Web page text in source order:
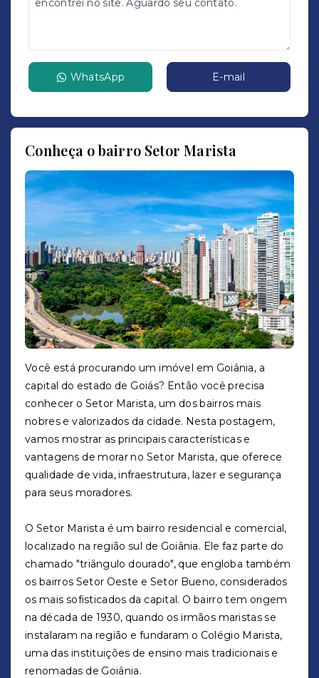
WhatsApp E-mail
Conheça o bairro Setor Marista
Você está procurando um imóvel em Goiânia, a
capital do estado de Goiás? Então você precisa
conhecer o Setor Marista, um dos bairros mais
nobres e valorizados da cidade. Nesta postagem,
vamos mostrar as principais características e
vantagens de morar no Setor Marista, que oferece
qualidade de vida, infraestrutura, lazer e segurança
para seus moradores.
O Setor Marista é um bairro residencial e comercial,
localizado na região sul de Goiânia. Ele faz parte do
chamado "triângulo dourado", que engloba também
os bairros Setor Oeste e Setor Bueno, considerados
os mais sofisticados da capital. O bairro tem origem
na década de 1930, quando os irmãos maristas se
instalaram na região e fundaram o Colégio Marista,
uma das instituições de ensino mais tradicionais e
renomadas de Goiânia.